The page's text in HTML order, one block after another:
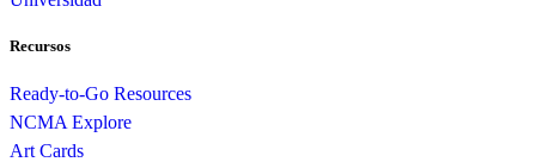
Recursos
Ready-to-Go Resources
NCMA Explore
Art Cards